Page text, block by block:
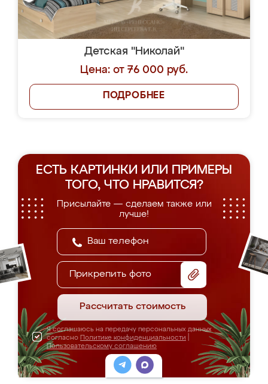
Детская "Николай"
Цена: от 76 000 руб.
ПОДРОБНЕЕ
ЕСТЬ КАРТИНКИ ИЛИ ПРИМЕРЫ
ТОГО, ЧТО НРАВИТСЯ?
Присылайте — сделаем также или
лучше!
Прикрепить фото
Рассчитать стоимость
Я соглашаюсь на передачу персональных данных
согласно Политике конфиденциальности
Пользовательскому соглашению